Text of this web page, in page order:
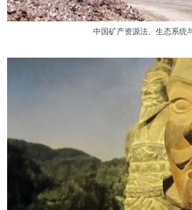
中国矿产资源法、生态系统